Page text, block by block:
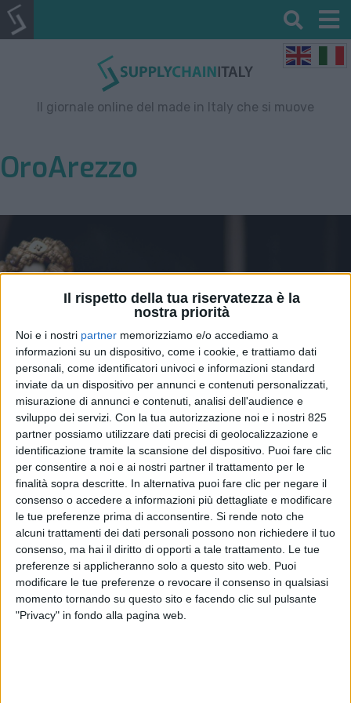
Il rispetto della tua riservatezza è la
nostra priorità
Noi e i nostri partner memorizziamo e/o accediamo a
informazioni su un dispositivo, come i cookie, e trattiamo dati
personali, come identificatori univoci e informazioni standard
inviate da un dispositivo per annunci e contenuti personalizzati,
misurazione di annunci e contenuti, analisi dell'audience e
sviluppo dei servizi. Con la tua autorizzazione noi e i nostri 825
partner possiamo utilizzare dati precisi di geolocalizzazione e
identificazione tramite la scansione del dispositivo. Puoi fare clic
per consentire a noi e ai nostri partner il trattamento per le
finalità sopra descritte. In alternativa puoi fare clic per negare il
consenso o accedere a informazioni più dettagliate e modificare
le tue preferenze prima di acconsentire. Si rende noto che
alcuni trattamenti dei dati personali possono non richiedere il tuo
consenso, ma hai il diritto di opporti a tale trattamento. Le tue
preferenze si applicheranno solo a questo sito web. Puoi
modificare le tue preferenze o revocare il consenso in qualsiasi
momento tornando su questo sito e facendo clic sul pulsante
"Privacy" in fondo alla pagina web.
Il giornale online del made in Italy che si muove
OroArezzo
In difficoltà (-21%) l’export
italiano di gioielli in oro nel
2025
ECONOMIA 12 MAGGIO 2026